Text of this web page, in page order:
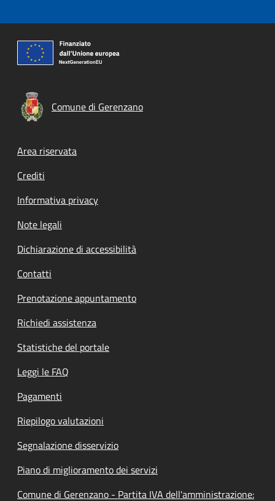
Comune di Gerenzano
Footer menu
Area riservata
Crediti
Informativa privacy
Note legali
Dichiarazione di accessibilità
Contatti
Prenotazione appuntamento
Richiedi assistenza
Statistiche del portale
Leggi le FAQ
Pagamenti
Riepilogo valutazioni
Segnalazione disservizio
Piano di miglioramento dei servizi
Comune di Gerenzano - Partita IVA dell'amministrazione: